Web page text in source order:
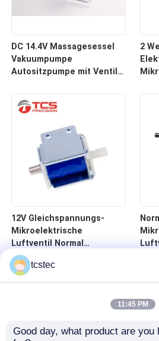
DC 14.4V Massagesessel
Vakuumpumpe
Autositzpumpe mit Ventil
2
12V Gleichspannungs-
Mikroelektrische
Luftventil Normal
geschlossene Steuerung
Zweiwege-Solenoidventil
240mA
tcstec
11:45 PM
Good day, what product are you